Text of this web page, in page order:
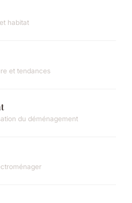
habitat
et tendances
du déménagement